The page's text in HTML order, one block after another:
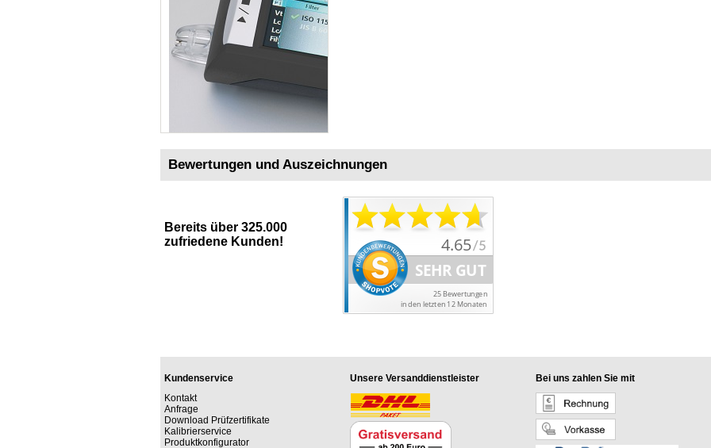
Bewertungen und Auszeichnungen
Bereits über 325.000
zufriedene Kunden!
Kundenservice
Kontakt
Anfrage
Download Prüfzertifikate
Kalibrierservice
Produktkonfigurator
Unsere Versanddienstleister Bei uns zahlen Sie mit